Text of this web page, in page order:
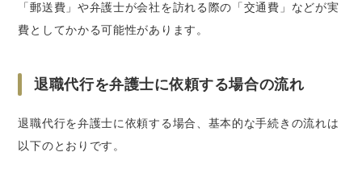
「郵送費」や弁護士が会社を訪れる際の「交通費」などが実
費としてかかる可能性があります。
退職代行を弁護士に依頼する場合の流れ
退職代行を弁護士に依頼する場合、基本的な手続きの流れは
以下のとおりです。